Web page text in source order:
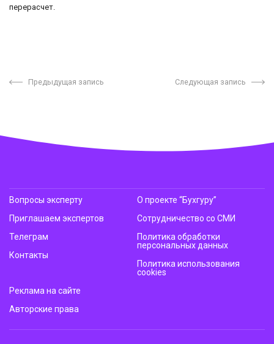
перерасчет.
Предыдущая запись Следующая запись
Вопросы эксперту
Приглашаем экспертов
Телеграм
Контакты
О проекте “Бухгуру”
Сотрудничество со СМИ
Политика обработки
персональных данных
Политика использования
cookies
Реклама на сайте
Авторские права